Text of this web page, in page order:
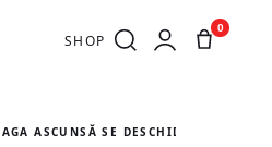
SHOP
0
ASCUNSĂ SE DESCHIDE – NOUL